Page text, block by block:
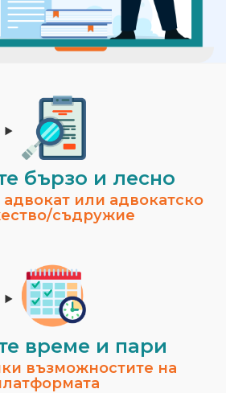
бързо и лесно
или адвокатско
съдружие
време и пари
възможностите на